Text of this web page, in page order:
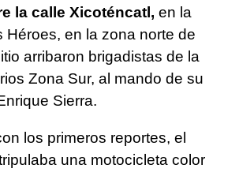
la calle Xicoténcatl, en la
Héroes, en la zona norte de
arribaron brigadistas de la
Zona Sur, al mando de su
Sierra.
los primeros reportes, el
una motocicleta color